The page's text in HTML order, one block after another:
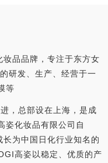
品品牌，专注于东方女
研发、生产、经营于一
等
，总部设在上海，是成
姿化妆品有限公司自
为中国日化行业知名的
高姿以稳定、优质的产